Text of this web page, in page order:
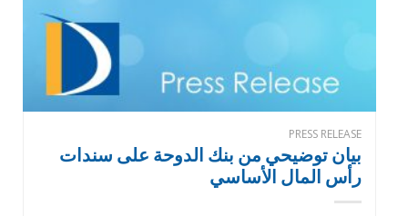
PRESS RELEASE
بيان توضيحي من بنك الدوحة على سندات
رأس المال الأساسي